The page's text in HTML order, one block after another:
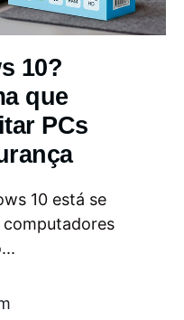
10?
que
PCs
10 está se